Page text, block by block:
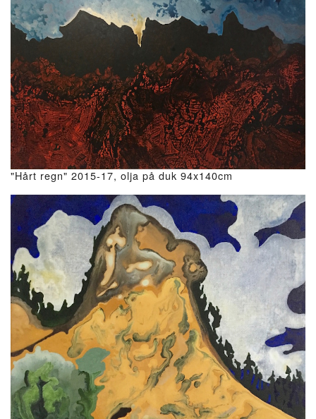
"Hårt regn" 2015-17, olja på duk 94x140cm